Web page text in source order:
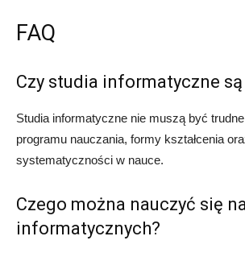
FAQ
Czy studia informatyczne
Studia informatyczne nie muszą być
programu nauczania, formy kształcenia
systematyczności w nauce.
Czego można nauczyć się
informatycznych?